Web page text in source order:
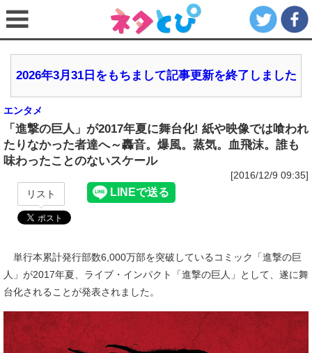
2026年3月31日をもちまして記事更新を終了しました
エンタメ
「進撃の巨人」が2017年夏に舞台化! 紙や映像では喰われ
たりなかった者達へ～轟音。爆風。蒸気。血飛沫。誰も
味わったことのないスケール
[2016/12/9 09:35]
リスト
単行本累計発行部数6,000万部を突破しているコミック「進撃の巨
人」が2017年夏、ライブ・インパクト「進撃の巨人」として、遂に舞
台化されることが発表されました。